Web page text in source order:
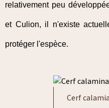
relativement peu
et Culion, il n'existe
protéger l'espèce.
Cerf